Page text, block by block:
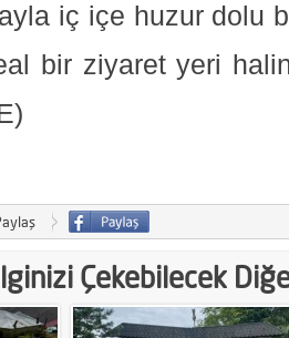
iç içe huzur dolu
bir ziyaret yeri
Çekebilecek